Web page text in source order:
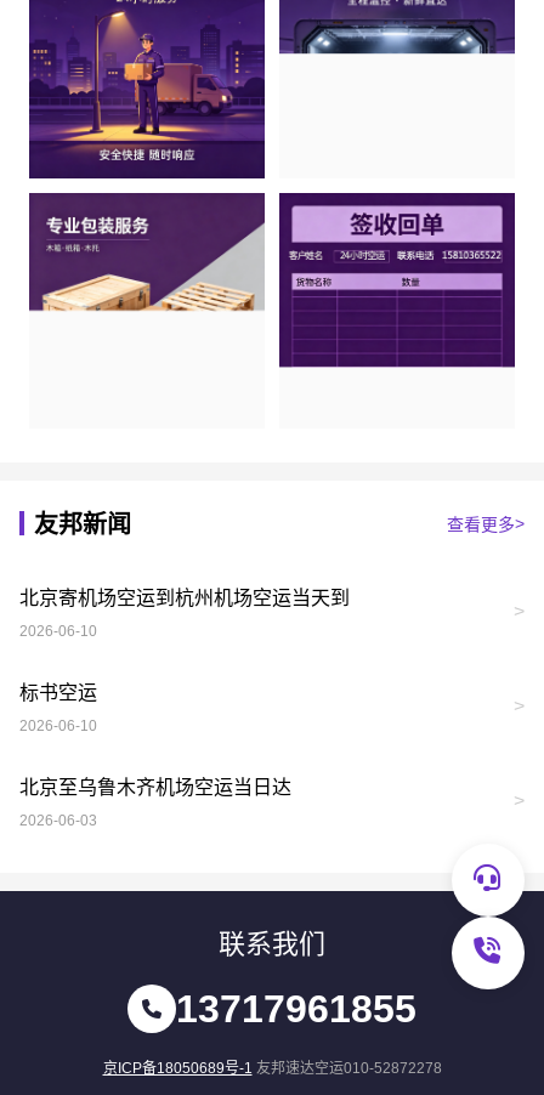
友邦新闻 查看更多
北京寄机场空运到杭州机场空运当天到
2026-06-10
>
标书空运
2026-06-10
>
北京至乌鲁木齐机场空运当日达
2026-06-03
>
联系我们
13717961855
京ICP备18050689号-1 友邦速达空运010-52872278